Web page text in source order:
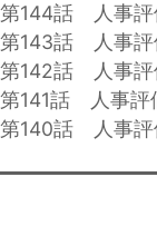
第144話 人事評
第143話 人事評
第142話 人事評
第141話 人事評
第140話 人事評